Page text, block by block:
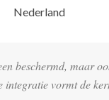
Nederland
beschermd, maar
vormt de